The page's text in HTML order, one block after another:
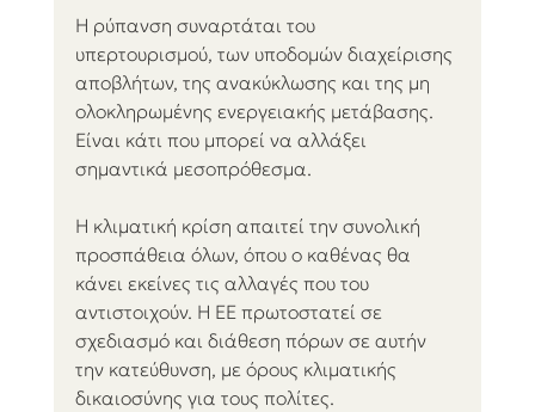
Η ρύπανση συναρτάται του
υπερτουρισμού, των υποδομών διαχείρισης
αποβλήτων, της ανακύκλωσης και της μη
ολοκληρωμένης ενεργειακής μετάβασης.
Είναι κάτι που μπορεί να αλλάξει
σημαντικά μεσοπρόθεσμα.
Η κλιματική κρίση απαιτεί την συνολική
προσπάθεια όλων, όπου ο καθένας θα
κάνει εκείνες τις αλλαγές που του
αντιστοιχούν. Η ΕΕ πρωτοστατεί σε
σχεδιασμό και διάθεση πόρων σε αυτήν
την κατεύθυνση, με όρους κλιματικής
δικαιοσύνης για τους πολίτες.